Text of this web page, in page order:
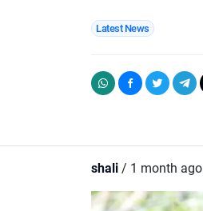
Latest News
shali / 1 month ago